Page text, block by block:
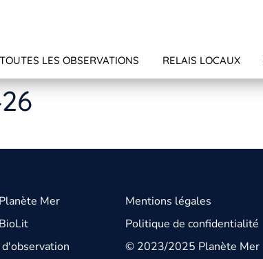
TOUTES LES OBSERVATIONS RELAIS LOCAUX
Mer
Mentions légales
Politique de confidentialité
© 2023/2025 Planète Mer